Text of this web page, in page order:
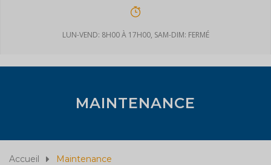
LUN-VEND: 8H00 À 17H00, SAM-DIM: FERMÉ
MAINTENANCE
Accueil Maintenance